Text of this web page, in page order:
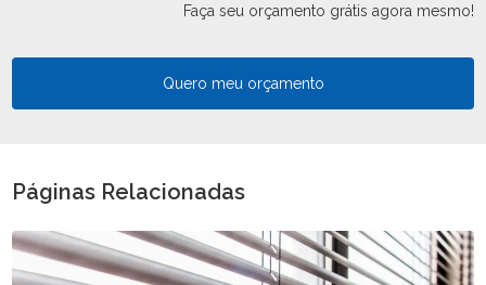
Faça seu orçamento grátis agora mesmo!
Quero meu orçamento
Páginas Relacionadas